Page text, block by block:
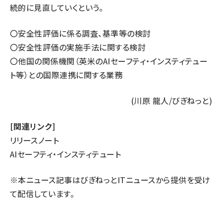
続的に見直していくという。
〇安全性評価に係る調査、基準等の検討
〇安全性評価の実施手法に関する検討
〇他国の関係機関（英米のAIセーフティ・インスティテュー
ト等）との国際連携に関する業務
(川原 龍人/びぎねっと)
[関連リンク]
リリースノート
AIセーフティ・インスティテュート
※本ニュース記事はびぎねっとITニュースから提供を受け
て配信しています。